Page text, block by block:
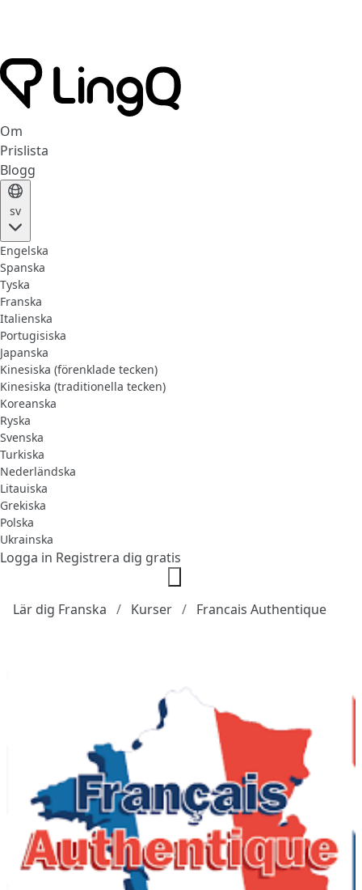
Om
Prislista
Blogg
sv
Engelska
Spanska
Tyska
Franska
Italienska
Portugisiska
Japanska
Kinesiska (förenklade tecken)
Kinesiska (traditionella tecken)
Koreanska
Ryska
Svenska
Turkiska
Nederländska
Litauiska
Grekiska
Polska
Ukrainska
Logga in Registrera dig gratis
Lär dig Franska Kurser Francais Authentique